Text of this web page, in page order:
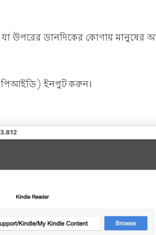
যা উপরের ডানদিকের কোণায়
পিআইডি) ইনপুট করুন।